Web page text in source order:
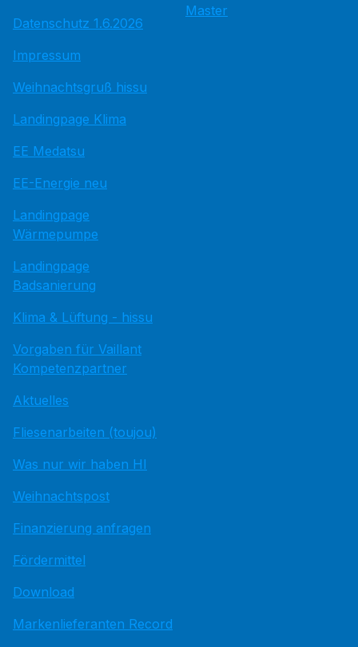
Datenschutz 1.6.2026
Impressum
Weihnachtsgruß hissu
Landingpage Klima
EE Medatsu
EE-Energie neu
Landingpage
Wärmepumpe
Landingpage
Badsanierung
Klima & Lüftung - hissu
Vorgaben für Vaillant
Kompetenzpartner
Aktuelles
Fliesenarbeiten (toujou)
Was nur wir haben HI
Weihnachtspost
Finanzierung anfragen
Fördermittel
Download
Markenlieferanten Record
Master